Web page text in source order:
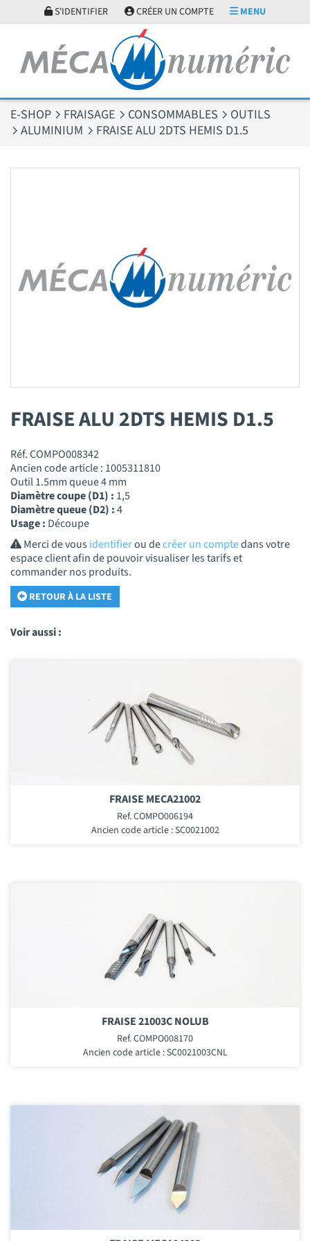
S'IDENTIFIER CRÉER UN COMPTE MENU
E-SHOP FRAISAGE CONSOMMABLES
OUTILS
ALUMINIUM
FRAISE ALU 2DTS HEMIS D1.5
FRAISE ALU 2DTS HEMIS D1.5
Réf. COMPO008342
Ancien code article : 1005311810
Outil 1.5mm queue 4 mm
Diamètre coupe (D1) : 1,5
Diamètre queue (D2) :4
Usage : Découpe
Merci de vousidentifierou decréer un comptedans votre
espace client afin de pouvoir visualiser les tarifs et
commander nos produits.
RETOUR À LA LISTE
Voir aussi :
FRAISE MECA21002
Ref. COMPO006194
Ancien code article : SC0021002
FRAISE 21003C NOLUB
Ref. COMPO008170
Ancien code article : SC0021003CNL
Panneau de gestion des cookies